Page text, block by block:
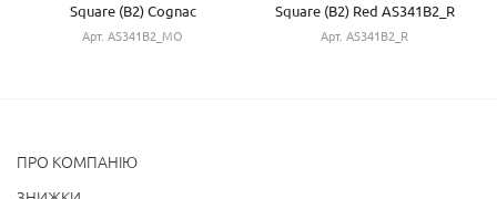
Square (B2) Cognac
AS341B2_MO
Арт. AS341B2_MO
Square (B2) Red AS341B2_R
Арт. AS341B2_R
ПРО КОМПАНІЮ